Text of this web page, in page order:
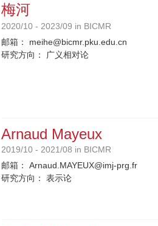
梅河
2020/10 - 2023/09 in BICMR
邮箱：
meihe@bicmr.pku.edu.cn
研究方向：
广义相对论
Arnaud Mayeux
2019/10 - 2021/08 in BICMR
邮箱：
Arnaud.MAYEUX@imj-prg.fr
研究方向：
表示论